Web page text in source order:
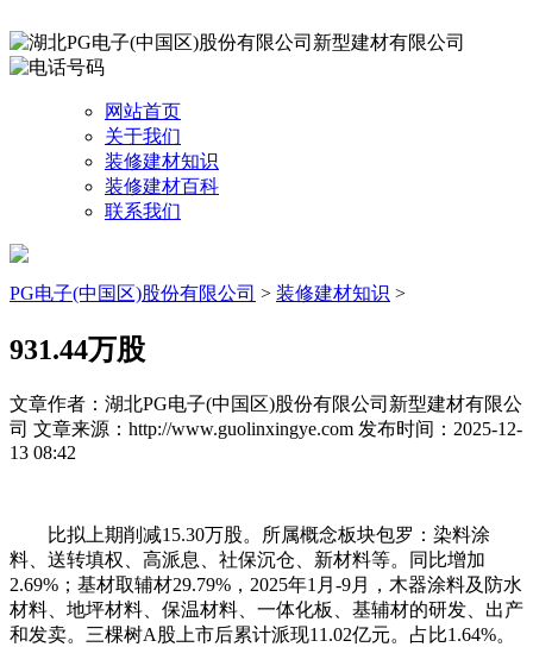
网站首页
关于我们
装修建材知识
装修建材百科
联系我们
PG电子(中国区)股份有限公司 > 装修建材知识 >
931.44万股
文章作者：湖北PG电子(中国区)股份有限公司新型建材有限公
司 文章来源：http://www.guolinxingye.com 发布时间：2025-12-
13 08:42
比拟上期削减15.30万股。所属概念板块包罗：染料涂
料、送转填权、高派息、社保沉仓、新材料等。同比增加
2.69%；基材取辅材29.79%，2025年1月-9月，木器涂料及防水
材料、地坪材料、保温材料、一体化板、基辅材的研发、出产
和发卖。三棵树A股上市后累计派现11.02亿元。占比1.64%。